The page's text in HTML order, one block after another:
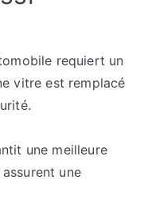
requiert un
vitre est remplacé
une meilleure
une